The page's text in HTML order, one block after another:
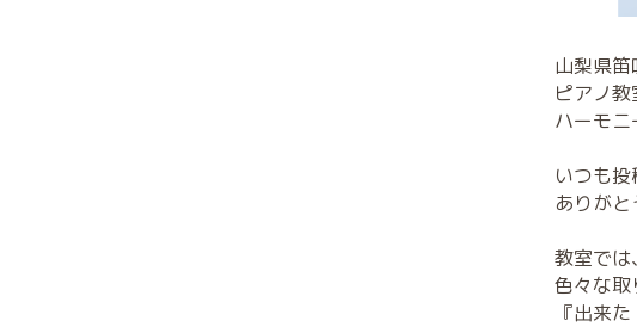
山梨県
ピアノ
ハーモニ
いつも
ありがと
教室では、
色々な取
『出来